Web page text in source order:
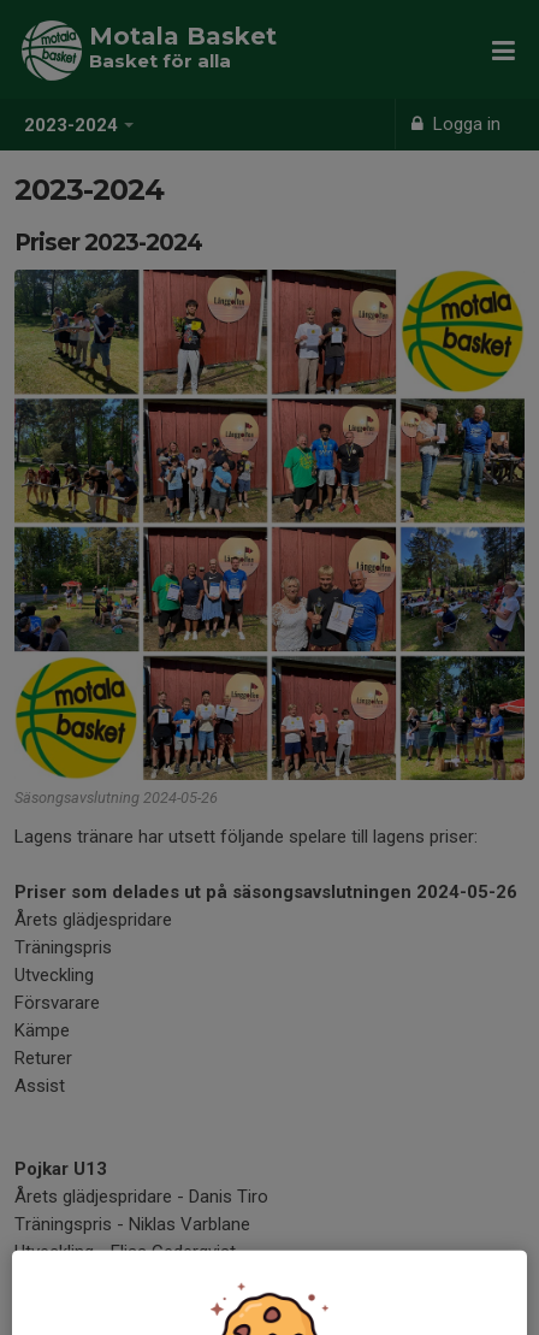
2023-2024 Logga in
Motala Basket
Basket för alla
2023-2024
Priser 2023-2024
Säsongsavslutning 2024-05-26
Lagens tränare har utsett följande spelare till lagens priser:
Priser som delades ut på säsongsavslutningen 2024-05-26
Årets glädjespridare
Träningspris
Utveckling
Försvarare
Kämpe
Returer
Assist
Pojkar U13
Årets glädjespridare - Danis Tiro
Träningspris - Niklas Varblane
Utveckling - Elias Cederqvist
Försvarare - Elias Cederqvist
Kämpe - Henrik Strömberg